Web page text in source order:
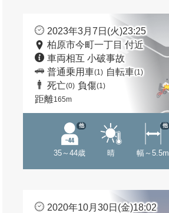
2023年3月7日(火)23:25
柏原市今町一丁目 付近
車両相互 小破事故
普通乗用車(1) 自転車(1)
死亡(0) 負傷(1)
距離165m
35～44歳
他
晴 幅～5.5m
他
2020年10月30日(金)18:02